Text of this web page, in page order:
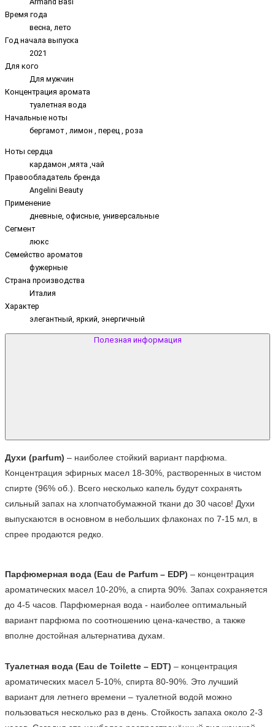
Время года
весна, лето
Год начала выпуска
2021
Для кого
Для мужчин
Концентрация аромата
туалетная вода
Начальные ноты
бергамот , лимон , перец , роза
Ноты сердца
кардамон ,мята ,чай
Правообладатель бренда
Angelini Beauty
Применение
дневные, офисные, универсальные
Сегмент
люкс
Семейство ароматов
фужерные
Страна производства
Италия
Характер
элегантный, яркий, энергичный
Полезная информация
Духи (parfum) – наиболее стойкий вариант парфюма.
Концентрация эфирных масел 18-30%, растворенных в чистом
спирте (96% об.). Всего несколько капель будут сохранять
сильный запах на хлопчатобумажной ткани до 30 часов! Духи
выпускаются в основном в небольших флаконах по 7-15 мл, в
спрее продаются редко.
Парфюмерная вода (Eau de Parfum – EDP) – концентрация
ароматических масел 10-20%, а спирта 90%. Запах сохраняется
до 4-5 часов. Парфюмерная вода - наиболее оптимальный
вариант парфюма по соотношению цена-качество, а также
вполне достойная альтернатива духам.
Туалетная вода (Eau de Toilette – EDT) – концентрация
ароматических масел 5-10%, спирта 80-90%. Это лучший
вариант для летнего времени – туалетной водой можно
пользоваться несколько раз в день. Стойкость запаха около 2-3